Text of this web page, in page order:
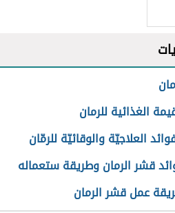
الغذائية للرمان
العلاجيّة والوقائيّة للرمّان
قشر الرمان وطريقة ستعماله
عمل قشر الرمان